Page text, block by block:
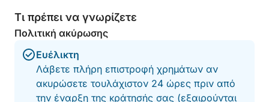
Απολαύστε μια μέρα γεμάτη ενθουσιασμό και
χαλάρωση:
• Paddleboarding σε κρυστάλλινα νερά
• Snorkeling για να εξερευνήσετε τον υποβρύχιο
κόσμο
• Υποβρύχιο σκούτερ για μια διασκεδαστική
Τι πρέπει να γνωρίζετε
Πολιτική ακύρωσης
Ευέλικτη
Λάβετε πλήρη επιστροφή χρημάτων αν
ακυρώσετε τουλάχιστον 24 ώρες πριν από
την έναρξη της κράτησής σας (εξαιρούνται